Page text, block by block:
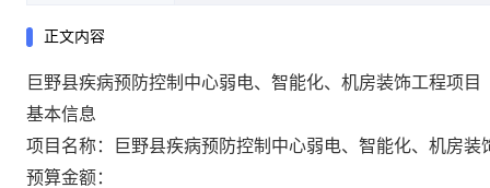
正文内容
巨野县疾病预防控制中心弱电、智能化、机房装饰工程项目
基本信息
项目名称：巨野县疾病预防控制中心弱电、智能化、机房装
预算金额：